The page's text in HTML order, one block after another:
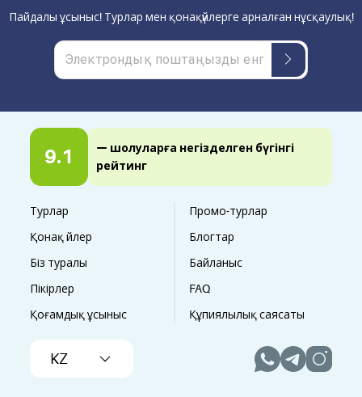
9.1
— шолуларға негізделген бүгінгі
рейтинг
Турлар
Промо-турлар
Қонақ үйлер
Блогтар
Біз туралы
Байланыс
Пікірлер
FAQ
Қоғамдық ұсыныс
Құпиялылық саясаты
KZ
Пайдалы ұсыныс! Турлар мен қонақүйлерге арналған нұсқаулық!